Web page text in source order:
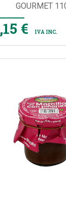
GOURMET
€ IVA INC.